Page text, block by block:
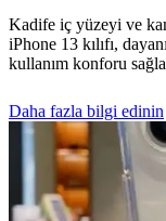
Kadife iç yüzeyi ve
iPhone 13 kılıfı,
kullanım konforu
Daha fazla bilgi edinin